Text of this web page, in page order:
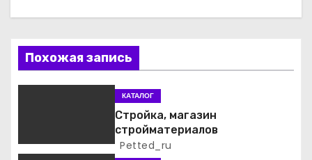
а
ц
и
п
Похожая запись
КАТАЛОГ
Стройка, магазин
стройматериалов
Petted_ru